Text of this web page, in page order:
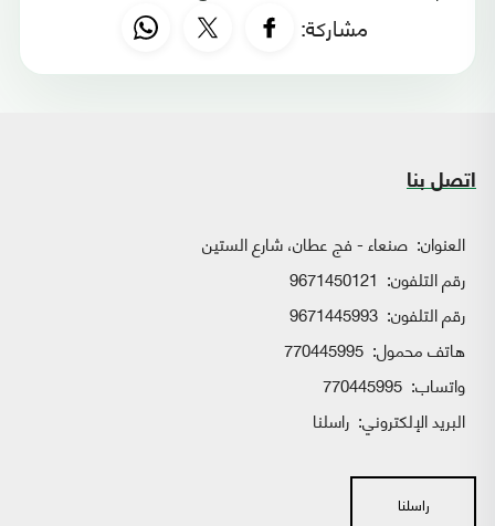
مشاركة:
اتصل بنا
العنوان: صنعاء - فج عطان، شارع الستين
رقم التلفون: 9671450121
رقم التلفون: 9671445993
هاتف محمول: 770445995
واتساب:
البريد الإلكتروني: راسلنا
راسلنا